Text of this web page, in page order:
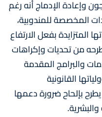
وإعادة الإدماج أنه رغم
المخصصة للمندوبية،
المتزايدة بفعل الارتفاع
من تحديات وإكراهات
والبرامج المقدمة
القانونية
بإلحاح ضرورة دعمها